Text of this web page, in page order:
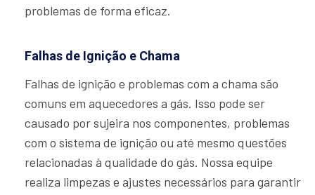
problemas de forma eficaz.
Falhas de Ignição e Chama
Falhas de ignição e problemas com a chama são
comuns em aquecedores a gás. Isso pode ser
causado por sujeira nos componentes, problemas
com o sistema de ignição ou até mesmo questões
relacionadas à qualidade do gás. Nossa equipe
realiza limpezas e ajustes necessários para garantir